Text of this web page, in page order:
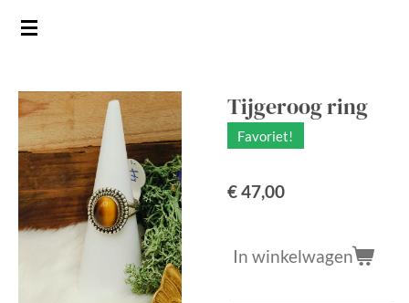
Ga
de
hoofdinhoud
Tijgeroog ring
Favoriet!
€ 47,00
In winkelwagen